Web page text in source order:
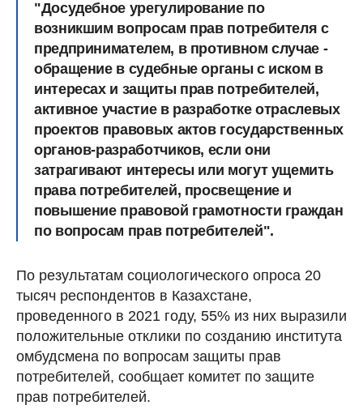
"Досудебное урегулирование по
возникшим вопросам прав потребителя с
предпринимателем, в противном случае -
обращение в судебные органы с иском в
интересах и защиты прав потребителей,
активное участие в разработке отраслевых
проектов правовых актов государственных
органов-разработчиков, если они
затрагивают интересы или могут ущемить
права потребителей, просвещение и
повышение правовой грамотности граждан
по вопросам прав потребителей".
По результатам социологического опроса 20
тысяч респондентов в Казахстане,
проведенного в 2021 году, 55% из них выразили
положительные отклики по созданию института
омбудсмена по вопросам защиты прав
потребителей, сообщает комитет по защите
прав потребителей.